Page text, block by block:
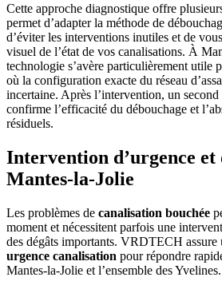
Cette approche diagnostique offre
permet d’adapter la méthode de
d’éviter les interventions inutiles et de
visuel de l’état de vos canalisations. À
technologie s’avère particulièrement utile
où la configuration exacte du réseau
incertaine. Après l’intervention, un second
confirme l’efficacité du débouchage et
résiduels.
Intervention d’urgence
Mantes-la-Jolie
Les problèmes de canalisation bouchée
moment et nécessitent parfois une
des dégâts importants. VRDTECH assure
urgence canalisation pour répondre
Mantes-la-Jolie et l’ensemble des Yvelines.